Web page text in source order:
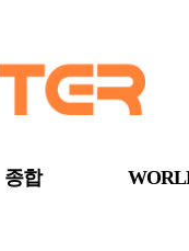
종합